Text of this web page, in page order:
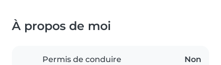
À propos de moi
Permis de conduire Non